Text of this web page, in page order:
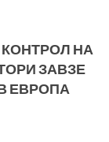
КОНТРОЛ НА
ЗАВЗЕ
ЕВРОПА